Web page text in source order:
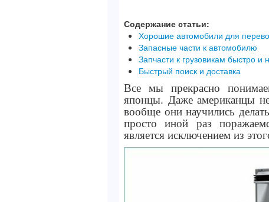
Содержание статьи:
Хорошие автомобили для
Запасные части к автомобилю
Запчасти к грузовикам быстро и
Быстрый поиск и доставка
Все мы прекрасно
японцы. Даже американцы
вообще они научились
просто иной раз
является исключением из